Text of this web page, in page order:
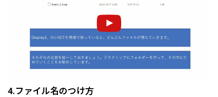
4.ファイル名のつけ方